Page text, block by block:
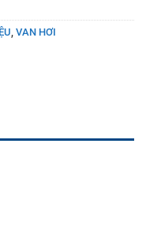
VAN HƠI